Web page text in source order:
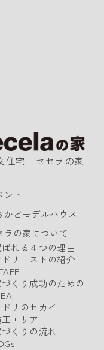
住宅 セセラの家
ント
かどモデルハウス
ラの家について
ばれる４つの理由
ドリニストの紹介
づくり成功のための
ドリのセカイ
工エリア
づくりの流れ